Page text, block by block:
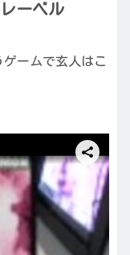
ーベル
ゲームで玄人はこ